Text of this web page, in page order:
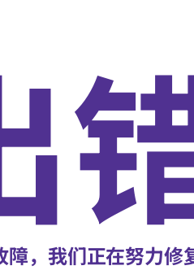
，我们正在努力修